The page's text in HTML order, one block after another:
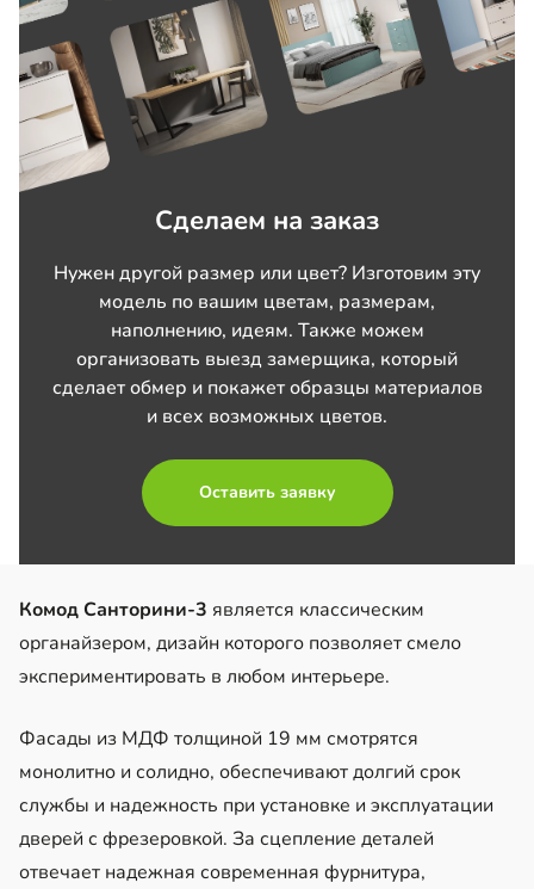
Сделаем на заказ
Нужен другой размер или цвет? Изготовим эту
модель по вашим цветам, размерам,
наполнению, идеям. Также можем
организовать выезд замерщика, который
сделает обмер и покажет образцы материалов
и всех возможных цветов.
Оставить заявку
Комод Санторини-3 является классическим
органайзером, дизайн которого позволяет смело
экспериментировать в любом интерьере.
Фасады из МДФ толщиной 19 мм смотрятся
монолитно и солидно, обеспечивают долгий срок
службы и надежность при установке и эксплуатации
дверей с фрезеровкой. За сцепление деталей
отвечает надежная современная фурнитура,